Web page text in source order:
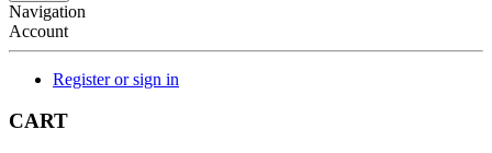
Navigation
Account
Register or sign in
CART